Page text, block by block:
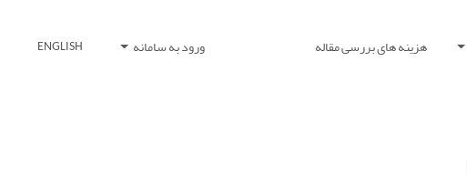
هزینه های بررسی مقاله ورود به سامانه ENGLISH